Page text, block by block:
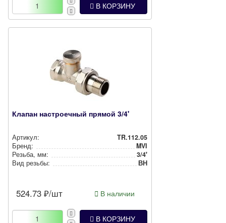
В КОРЗИНУ
Клапан настроечный прямой 3/4'
Артикул:
TR.112.05
Бренд:
MVI
Резьба, мм:
3/4'
Вид резьбы:
ВН
524.73 ₽/шт В наличии
В КОРЗИНУ